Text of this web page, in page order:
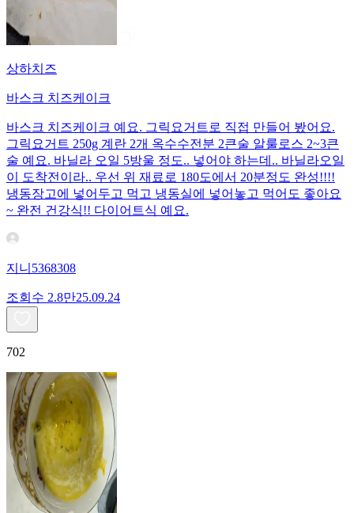
상하치즈
바스크 치즈케이크
바스크 치즈케이크 예요. 그릭요거트로 직접 만들어 봤어요.
그릭요거트 250g 계란 2개 옥수수전분 2큰술 알룰로스 2~3큰
술 예요. 바닐라 오일 5방울 정도.. 넣어야 하는데.. 바닐라오일
이 도착전이라.. 우선 위 재료로 180도에서 20분정도 완성!!!!
냉동장고에 넣어두고 먹고 냉동실에 넣어놓고 먹어도 좋아요
~ 완전 건강식!! 다이어트식 예요.
지니5368308
조회수 2.8만25.09.24
702